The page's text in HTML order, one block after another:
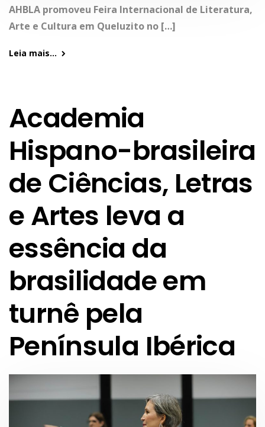
AHBLA promoveu Feira Internacional de Literatura,
Arte e Cultura em Queluzito no […]
Leia mais...
Academia
Hispano-brasileira
de Ciências, Letras
e Artes leva a
essência da
brasilidade em
turnê pela
Península Ibérica